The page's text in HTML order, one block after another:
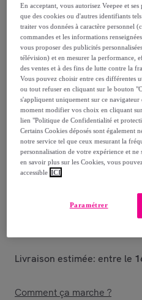
dontéco-part.: 0,25 €
Reprise possible de votre
voir les conditions.
Vendu parTomasucci S.r.l.
Bientôt
Livraison
Livraison estimée: entre le
Comment ça marche ?
En acceptant, vous autorisez Veepee et
que des cookies ou d'autres identifiants
traiter vos données à caractère personnel
commandes et les informations
vous proposer des publicités
télévision) et en mesurer la performance,
des ventes et à des fins de lutte contre la
Vous pouvez choisir entre ces différentes
ou tout refuser en cliquant sur le bouton
s'appliquent uniquement sur ce
moment modifier vos choix en cliquant
lien "Politique de Confidentialité et
Certains Cookies déposés sont également
notre service tel que ceux mesurant la
personnalisation de votre expérience et ne
en savoir plus sur les Cookies, vous
accessible ICI
Paramétrer